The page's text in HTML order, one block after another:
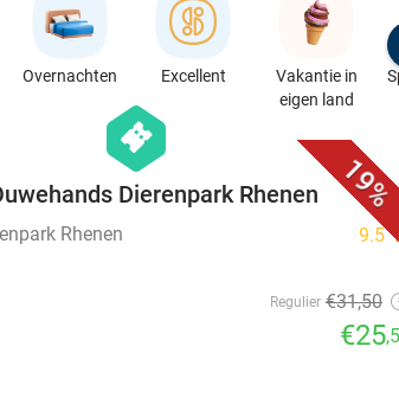
Overnachten Excellent
Vakantie in
eigen land
19%
hexagon
events
Dierenpark Rhenen
Rhenen 9.5star
Regulier €31,50
€25